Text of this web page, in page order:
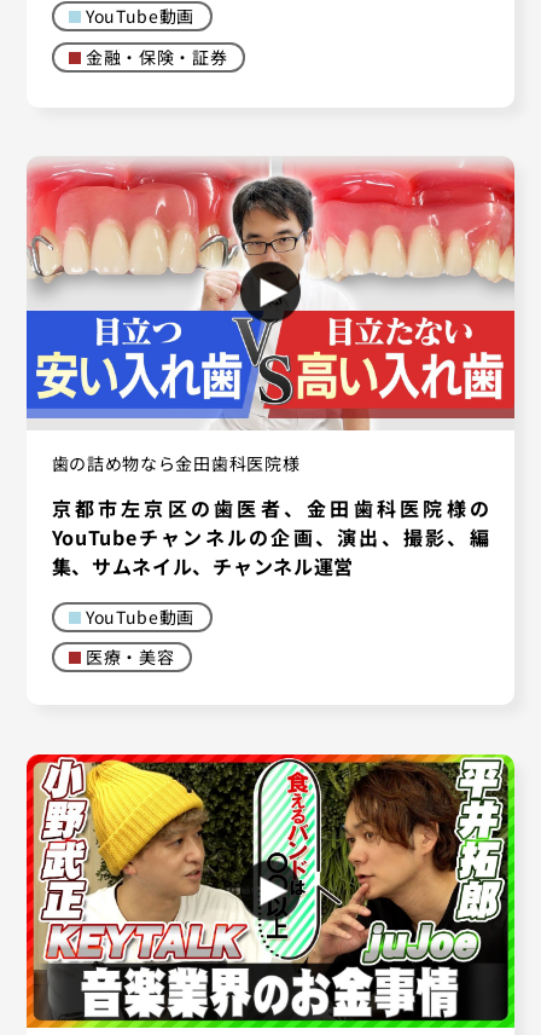
YouTube動画
金融・保険・証券
歯の詰め物なら金田歯科医院様
京都市左京区の歯医者、金田歯科医院様の
YouTubeチャンネルの企画、演出、撮影、編
集、サムネイル、チャンネル運営
YouTube動画
医療・美容